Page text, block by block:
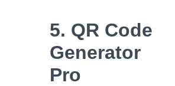
5. QR Code
Generator
Pro